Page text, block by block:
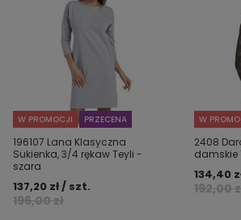
W PROMOCJI PRZECENA
196107 Lana Klasyczna
Sukienka, 3/4 rękaw Teyli -
szara
196,00 zł
137,20 zł / szt.
W
2408
damskie
192,00
134,40